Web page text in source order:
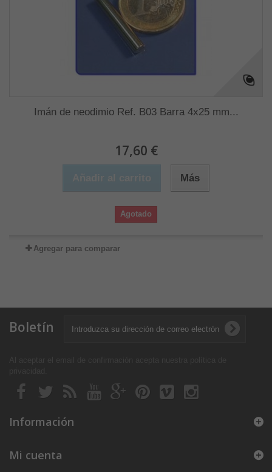
Imán de neodimio Ref. B03 Barra 4x25 mm...
17,60 €
Más
Agotado
Agregar para comparar
Boletín
Información
Mi cuenta